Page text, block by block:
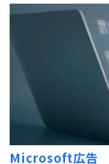
Microsoft広告